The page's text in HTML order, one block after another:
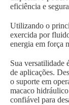
eficiência e
Utilizando o
exercida por
energia em força
Sua versatilidade
de aplicações.
o suporte em
macaco
confiável para